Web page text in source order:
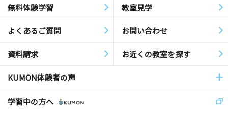
無料体験学習 教室見学
よくあるご質問 お問い合わせ
資料請求 お近くの教室を探す
KUMON体験者の声
学習中の方へ